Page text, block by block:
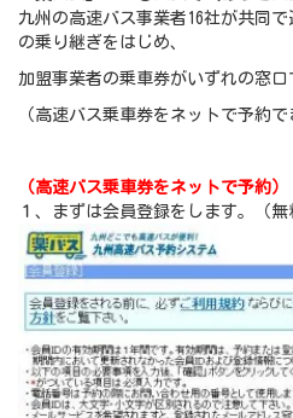
九州の高速バス事業者16社が共同
の乗り継ぎをはじめ、
加盟事業者の乗車券がいずれの窓口
（高速バス乗車券をネットで予約で
（高速バス乗車券をネットで予約）
１、まずは会員登録をします。（無